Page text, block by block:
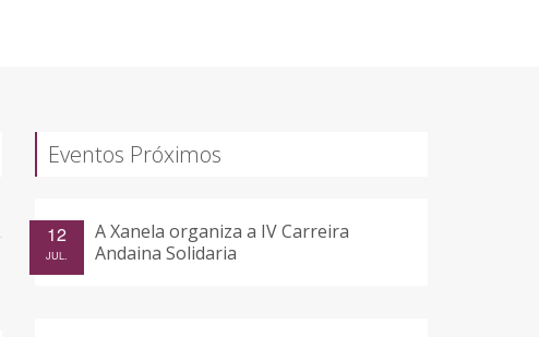
Eventos Próximos
A Xanela organiza a IV Carreira
Andaina Solidaria
12
JUL.